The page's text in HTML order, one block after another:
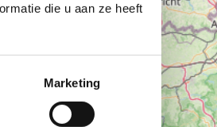
die u aan ze heeft
Marketing